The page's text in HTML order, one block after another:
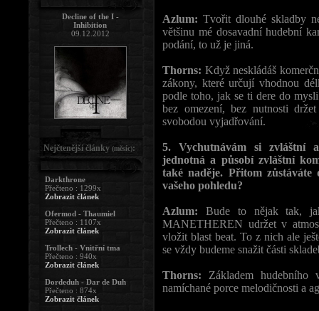
Azlum: Tvořit dlouhé skladby
většinu mé dosavadní hudební
podání, to už je jiná.
Thorns: Když neskládáš
zákony, které určují vhodnou
podle toho, jak se ti dere do
bez omezení, bez nutnosti
svobodou vyjadřování.
5. Vychutnávám si zvláštní
jednotná a působí zvláštní
také naděje. Přitom zůstáváte
vašeho pohledu?
Azlum: Bude to nějak tak,
MANETHEREN udržet v
vložit blast beat. To z nich ale
se vždy budeme snažit části
Thorns: Základem
namíchané porce melodičnosti a
Decline of the I -
Inhibition
09.12.2012
Nejčtenější články (měsíc):
Darkthrone
Přečteno : 1299x
Zobrazit článek
Ofermod - Thaumiel
Přečteno : 1107x
Zobrazit článek
Trollech - Vnitřní tma
Přečteno : 940x
Zobrazit článek
Dordeduh - Dar de Duh
Přečteno : 874x
Zobrazit článek